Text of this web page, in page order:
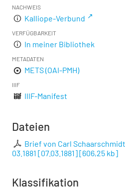
NACHWEIS
Kalliope-Verbund
VERFÜGBARKEIT
In meiner Bibliothek
METADATEN
METS (OAI-PMH)
IIIF
IIIF-Manifest
Dateien
Brief von Carl
03.1881 [07.03.1881][606,25 kb]
Klassifikation